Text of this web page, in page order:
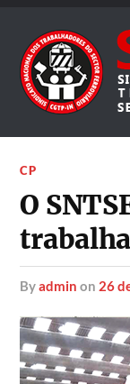
CP
O
byadmin on 26